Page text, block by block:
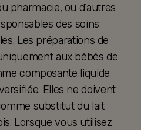
pharmacie, ou d’autres
des soins
Les préparations de
aux bébés de
composante liquide
Elles ne doivent
substitut du lait
Lorsque vous utilisez